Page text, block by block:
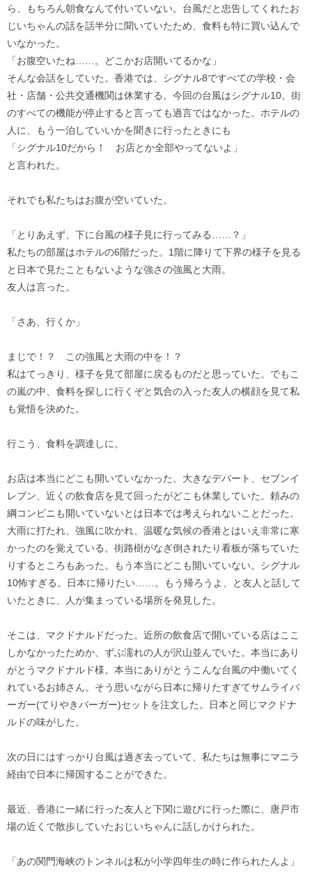
ら、もちろん朝食なんて付いていない。台風だと忠告してくれたお
じいちゃんの話を話半分に聞いていたため、食料も特に買い込んで
いなかった。
「お腹空いたね……。どこかお店開いてるかな」
そんな会話をしていた。香港では、シグナル8ですべての学校・会
社・店舗・公共交通機関は休業する。今回の台風はシグナル10。街
のすべての機能が停止すると言っても過言ではなかった。ホテルの
人に、もう一泊していいかを聞きに行ったときにも
「シグナル10だから！ お店とか全部やってないよ」
と言われた。
それでも私たちはお腹が空いていた。
「とりあえず、下に台風の様子見に行ってみる……？」
私たちの部屋はホテルの6階だった。1階に降りて下界の様子を見る
と日本で見たこともないような強さの強風と大雨。
友人は言った。
「さあ、行くか」
まじで！？ この強風と大雨の中を！？
私はてっきり、様子を見て部屋に戻るものだと思っていた。でもこ
の嵐の中、食料を探しに行くぞと気合の入った友人の横顔を見て私
も覚悟を決めた。
行こう、食料を調達しに。
お店は本当にどこも開いていなかった。大きなデパート、セブンイ
レブン、近くの飲食店を見て回ったがどこも休業していた。頼みの
綱コンビニも開いていないとは日本では考えられないことだった。
大雨に打たれ、強風に吹かれ、温暖な気候の香港とはいえ非常に寒
かったのを覚えている。街路樹がなぎ倒されたり看板が落ちていた
りするところもあった。もう本当にどこも開いていない。シグナル
10怖すぎる。日本に帰りたい……。もう帰ろうよ、と友人と話して
いたときに、人が集まっている場所を発見した。
そこは、マクドナルドだった。近所の飲食店で開いている店はここ
しかなかったためか、ずぶ濡れの人が沢山並んでいた。本当にあり
がとうマクドナルド様。本当にありがとうこんな台風の中働いてく
れているお姉さん。そう思いながら日本に帰りたすぎてサムライバ
ーガー(てりやきバーガー)セットを注文した。日本と同じマクドナ
ルドの味がした。
次の日にはすっかり台風は過ぎ去っていて、私たちは無事にマニラ
経由で日本に帰国することができた。
最近、香港に一緒に行った友人と下関に遊びに行った際に、唐戸市
場の近くで散歩していたおじいちゃんに話しかけられた。
「あの関門海峡のトンネルは私が小学四年生の時に作られたんよ」